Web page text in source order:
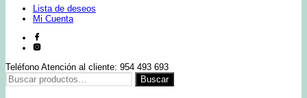
Lista de deseos
Mi Cuenta
Teléfono Atención al cliente: 954 493 693
Buscar
por:
Buscar